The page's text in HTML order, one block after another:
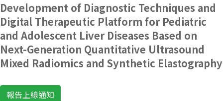
Development of Diagnostic Techniques and
Digital Therapeutic Platform for Pediatric
and Adolescent Liver Diseases Based on
Next-Generation Quantitative Ultrasound
Mixed Radiomics and Synthetic Elastography
報告上線通知